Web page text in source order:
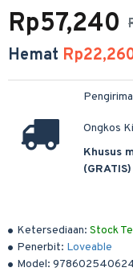
Ketersediaan: Stock
Penerbit: Loveable
Model:
Rp57,240
Hemat
Ongkos
Khusus
(GRATIS)